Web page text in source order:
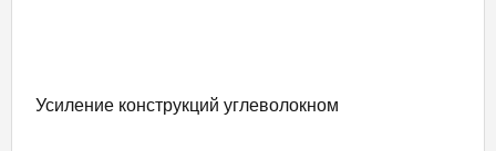
Усиление конструкций углеволокном